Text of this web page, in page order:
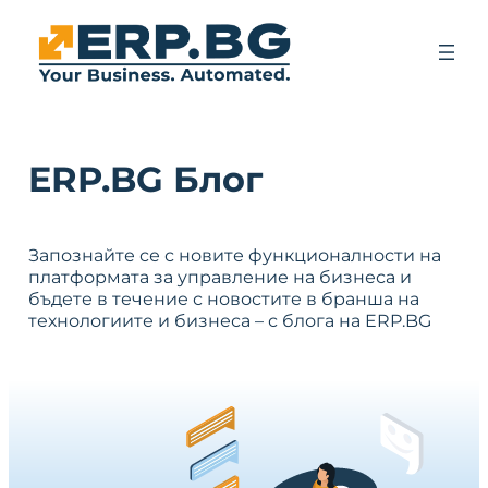
ERP.BG Блог
Запознайте се с новите функционалности на
платформата за управление на бизнеса и
бъдете в течение с новостите в бранша на
технологиите и бизнеса – с блога на ERP.BG